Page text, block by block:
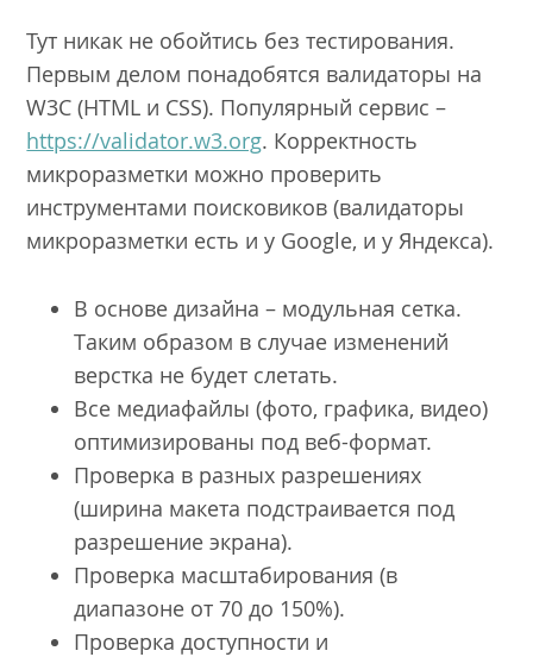
Тут никак не обойтись без тестирования.
Первым делом понадобятся валидаторы на
W3C (HTML и CSS). Популярный сервис –
https://validator.w3.org. Корректность
микроразметки можно проверить
инструментами поисковиков (валидаторы
микроразметки есть и у Google, и у Яндекса).
В основе дизайна – модульная сетка.
Таким образом в случае изменений
верстка не будет слетать.
Все медиафайлы (фото, графика, видео)
оптимизированы под веб-формат.
Проверка в разных разрешениях
(ширина макета подстраивается под
разрешение экрана).
Проверка масштабирования (в
диапазоне от 70 до 150%).
Проверка доступности и